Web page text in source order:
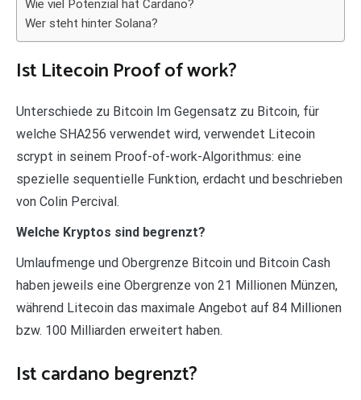
Wie viel Potenzial hat Cardano?
Wer steht hinter Solana?
Ist Litecoin Proof of work?
Unterschiede zu Bitcoin Im Gegensatz zu Bitcoin, für
welche SHA256 verwendet wird, verwendet Litecoin
scrypt in seinem Proof-of-work-Algorithmus: eine
spezielle sequentielle Funktion, erdacht und beschrieben
von Colin Percival.
Welche Kryptos sind begrenzt?
Umlaufmenge und Obergrenze Bitcoin und Bitcoin Cash
haben jeweils eine Obergrenze von 21 Millionen Münzen,
während Litecoin das maximale Angebot auf 84 Millionen
bzw. 100 Milliarden erweitert haben.
Ist cardano begrenzt?